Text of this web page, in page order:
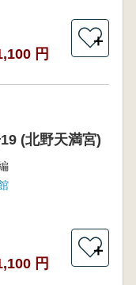
円
＋
(北野天満宮)
円
＋